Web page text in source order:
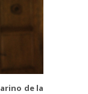
de la